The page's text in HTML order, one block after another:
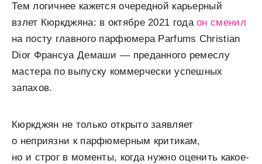
Тем логичнее кажется очередной карьерный
взлет Кюркджяна: в октябре 2021 годаон сменил
на посту главного парфюмера Parfums Christian
Dior Франсуа Демаши — преданного ремеслу
мастера по выпуску коммерчески успешных
запахов.
Кюркджян не только открыто заявляет
о неприязни к парфюмерным критикам,
но и строг в моменты, когда нужно оценить какое-